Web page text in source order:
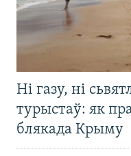
Ні газу, ні
турыстаў: як
блякада Крыму